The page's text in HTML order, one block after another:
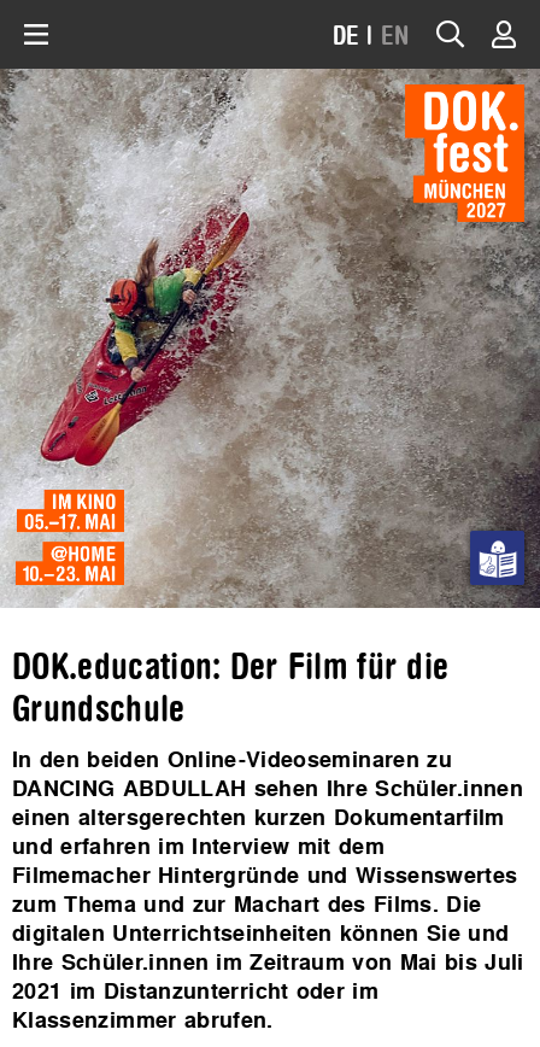
DE | EN
DOK.education: Der Film für die
Grundschule
In den beiden Online-Videoseminaren zu
DANCING ABDULLAH sehen Ihre Schüler.innen
einen altersgerechten kurzen Dokumentarfilm
und erfahren im Interview mit dem
Filmemacher Hintergründe und Wissenswertes
zum Thema und zur Machart des Films. Die
digitalen Unterrichtseinheiten können Sie und
Ihre Schüler.innen im Zeitraum von Mai bis Juli
2021 im Distanzunterricht oder im
Klassenzimmer abrufen.